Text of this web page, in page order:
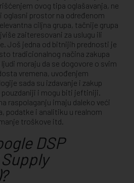
ovog tipa oglašavanja, ne
oglasni prostor na određenom
ciljna grupa, tačnije grupa
zaiteresovani za uslugu ili
Još jedna od bitnijih prednosti je
tradicionalnog načina zakupa
moraju da se dogovore o svim
vremena, uvođenjem
sada su izdavanje i zakup
i mogu biti jeftiniji.
raspolaganju imaju daleko veći
podatke i analitiku u realnom
troškove itd.
DSP